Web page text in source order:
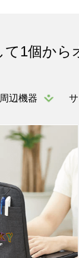
1個から
辺機器